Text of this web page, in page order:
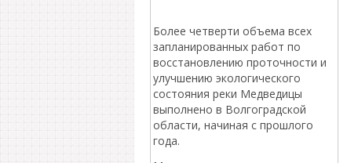
Более четверти объема всех
запланированных работ по
восстановлению проточности и
улучшению экологического
состояния реки Медведицы
выполнено в Волгоградской
области, начиная с прошлого
года.